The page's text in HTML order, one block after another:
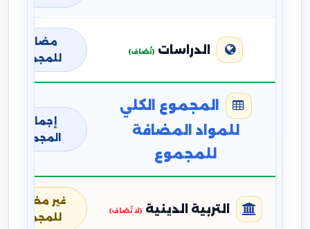
الدراسات (تُضاف)
مضافة
للمجموع
المجموع الكلي
للمواد المضافة
للمجموع
إجمالي
المجموع
التربية الدينية (لا تُضاف)
غير مضافة
للمجموع